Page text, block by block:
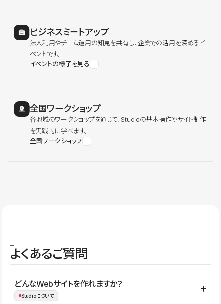
ビジネスミートアップ
法人利用やチーム運用の知見を共有し、企業での活用を深めるイ
ベントです。
イベントの様子を見る
全国ワークショップ
各地域のワークショップを通じて、Studioの基本操作やサイト制作
を実践的に学べます。
全国ワークショップ
よくあるご質問
どんなWebサイトを作れますか？
Studioについて